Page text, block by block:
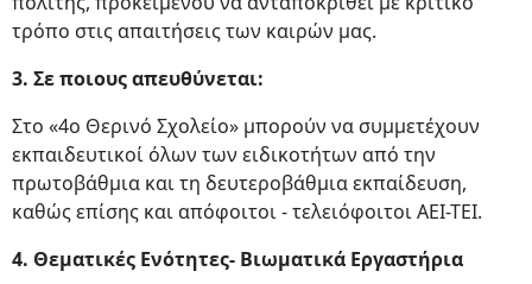
τρόπο στις απαιτήσεις των καιρών μας.
3. Σε ποιους απευθύνεται:
Στο «4ο Θερινό Σχολείο» μπορούν να συμμετέχουν
εκπαιδευτικοί όλων των ειδικοτήτων από την
πρωτοβάθμια και τη δευτεροβάθμια εκπαίδευση,
καθώς επίσης και απόφοιτοι - τελειόφοιτοι ΑΕΙ-ΤΕΙ.
4. Θεματικές Ενότητες- Βιωματικά Εργαστήρια